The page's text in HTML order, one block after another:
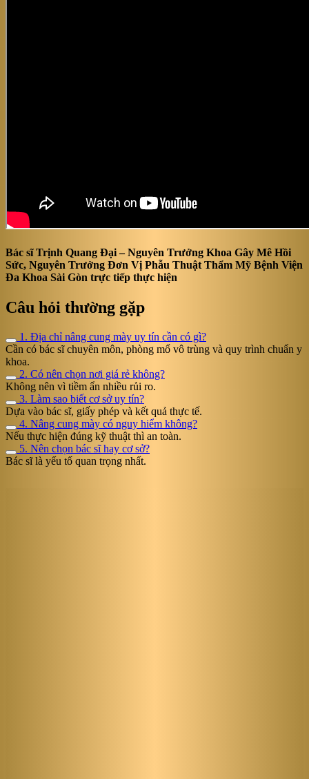
Bác sĩ Trịnh Quang Đại – Nguyên Trưởng Khoa Gây Mê Hồi
Sức, Nguyên Trưởng Đơn Vị Phẫu Thuật Thẩm Mỹ Bệnh Viện
Đa Khoa Sài Gòn trực tiếp thực hiện
Câu hỏi thường gặp
1. Địa chỉ nâng cung mày uy tín cần có gì?
Cần có bác sĩ chuyên môn, phòng mổ vô trùng và quy trình chuẩn y
khoa.
2. Có nên chọn nơi giá rẻ không?
Không nên vì tiềm ẩn nhiều rủi ro.
3. Làm sao biết cơ sở uy tín?
Dựa vào bác sĩ, giấy phép và kết quả thực tế.
4. Nâng cung mày có nguy hiểm không?
Nếu thực hiện đúng kỹ thuật thì an toàn.
5. Nên chọn bác sĩ hay cơ sở?
Bác sĩ là yếu tố quan trọng nhất.